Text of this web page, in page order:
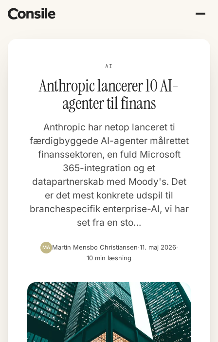
AI
Anthropic lancerer 10 AI-
agenter til finans
Anthropic har netop lanceret ti
færdigbyggede AI-agenter målrettet
finanssektoren, en fuld Microsoft
365-integration og et
datapartnerskab med Moody's. Det
er det mest konkrete udspil til
branchespecifik enterprise-AI, vi har
set fra en sto…
MA Martin Mensbo Christiansen·11. maj 2026·
10 min læsning